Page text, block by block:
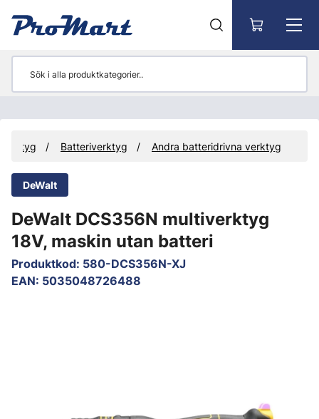
Verktyg Batteriverktyg Andra batteridrivna verktyg
DeWalt
DeWalt DCS356N multiverktyg
18V, maskin utan batteri
Produktkod: 580-DCS356N-XJ
EAN: 5035048726488